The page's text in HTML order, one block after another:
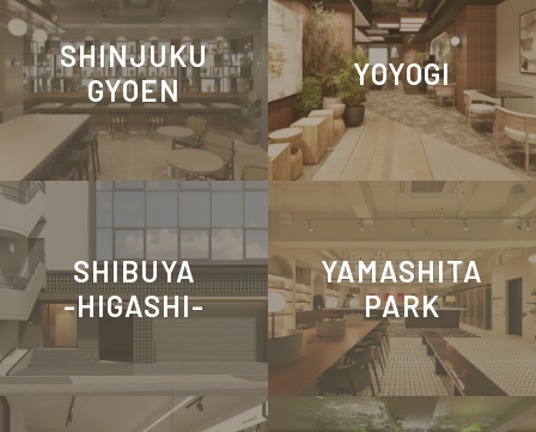
SHINJUKU
GYOEN
YOYOGI
SHIBUYA
-HIGASHI-
YAMASHITA
PARK